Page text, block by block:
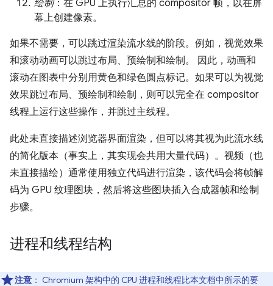
绘制：在 GPU 上执行汇总的 compositor 帧，以在屏
幕上创建像素。
如果不需要，可以跳过渲染流水线的阶段。例如，视觉效果
和滚动动画可以跳过布局、预绘制和绘制。 因此，动画和
滚动在图表中分别用黄色和绿色圆点标记。如果可以为视觉
效果跳过布局、预绘制和绘制，则可以完全在 compositor
线程上运行这些操作，并跳过主线程。
此处未直接描述浏览器界面渲染，但可以将其视为此流水线
的简化版本（事实上，其实现会共用大量代码）。视频（也
未直接描绘）通常使用独立代码进行渲染，该代码会将帧解
码为 GPU 纹理图块，然后将这些图块插入合成器帧和绘制
步骤。
进程和线程结构
注意 ： Chromium 架构中的 CPU 进程和线程比本文档中所示的要